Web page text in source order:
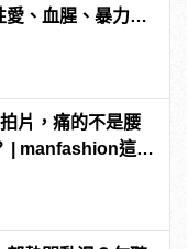
愛、血腥、暴力、
片，痛的不是腰
| manfashion這樣